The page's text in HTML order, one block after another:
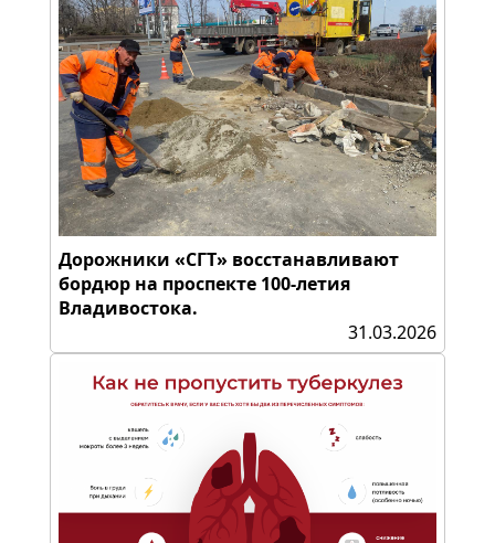
Дорожники «СГТ» восстанавливают
бордюр на проспекте 100-летия
Владивостока.
31.03.2026